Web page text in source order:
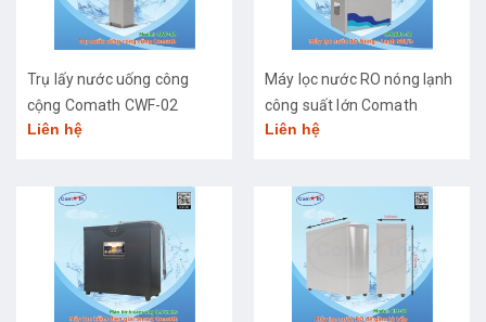
Trụ lấy nước uống công
cộng Comath CWF-02
Liên hệ
Máy lọc nước RO nóng lạnh
công suất lớn Comath
CM2681-50
Liên hệ